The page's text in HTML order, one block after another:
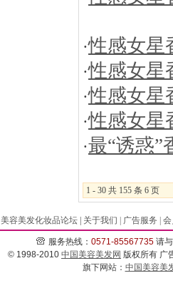
·性感女星
·性感女星
·性感女星
·性感女星
·最“诱惑”
1 - 30 共 155 条 6 页
美容美发化妆品论坛 关于我们 广告服务
服务热线： 0571-85567735 请
© 1998-2010 中国美容美发网 版权所有 广
旗下网站： 中国美容美